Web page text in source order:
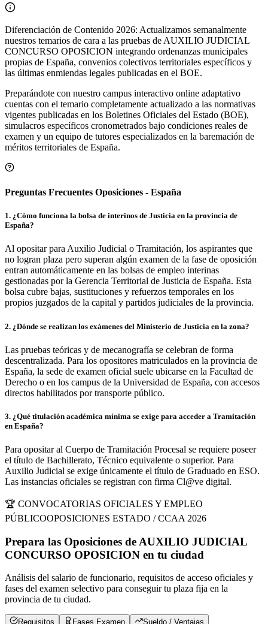
Diferenciación de Contenido 2026: Actualizamos semanalmente
nuestros temarios de cara a las pruebas de AUXILIO JUDICIAL
CONCURSO OPOSICION integrando ordenanzas municipales
propias de España, convenios colectivos territoriales específicos y
las últimas enmiendas legales publicadas en el BOE.
Preparándote con nuestro campus interactivo online adaptativo
cuentas con el temario completamente actualizado a las normativas
vigentes publicadas en los Boletines Oficiales del Estado (BOE),
simulacros específicos cronometrados bajo condiciones reales de
examen y un equipo de tutores especializados en la baremación de
méritos territoriales de España.
Preguntas Frecuentes Oposiciones - España
1. ¿Cómo funciona la bolsa de interinos de Justicia en la provincia de
España?
Al opositar para Auxilio Judicial o Tramitación, los aspirantes que
no logran plaza pero superan algún examen de la fase de oposición
entran automáticamente en las bolsas de empleo interinas
gestionadas por la Gerencia Territorial de Justicia de España. Esta
bolsa cubre bajas, sustituciones y refuerzos temporales en los
propios juzgados de la capital y partidos judiciales de la provincia.
2. ¿Dónde se realizan los exámenes del Ministerio de Justicia en la zona?
Las pruebas teóricas y de mecanografía se celebran de forma
descentralizada. Para los opositores matriculados en la provincia de
España, la sede de examen oficial suele ubicarse en la Facultad de
Derecho o en los campus de la Universidad de España, con accesos
directos habilitados por transporte público.
3. ¿Qué titulación académica mínima se exige para acceder a Tramitación
en España?
Para opositar al Cuerpo de Tramitación Procesal se requiere poseer
el título de Bachillerato, Técnico equivalente o superior. Para
Auxilio Judicial se exige únicamente el título de Graduado en ESO.
Las instancias oficiales se registran con firma Cl@ve digital.
🏆 CONVOCATORIAS OFICIALES Y EMPLEO
PÚBLICOOPOSICIONES ESTADO / CCAA 2026
Prepara las Oposiciones de AUXILIO JUDICIAL
CONCURSO OPOSICION en tu ciudad
Análisis del salario de funcionario, requisitos de acceso oficiales y
fases del examen selectivo para conseguir tu plaza fija en la
provincia de tu ciudad.
Requisitos Fases Examen Sueldo / Ventajas